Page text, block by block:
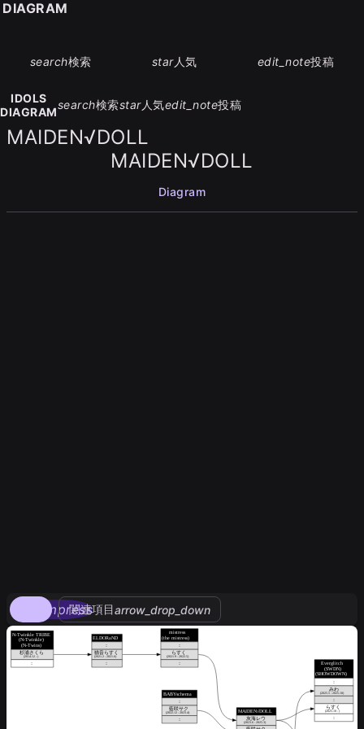
search検索 star人気 edit_note投稿
IDOLS
DIAGRAM
search検索star人気edit_note投稿
MAIDEN√DOLL
MAIDEN√DOLL
Diagram
compress
関連項目arrow_drop_down